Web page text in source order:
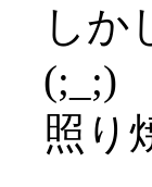
しか
(;_;)
照り